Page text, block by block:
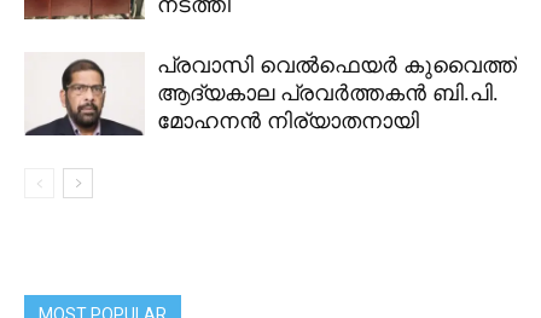
നടത്തി
പ്രവാസി വെൽഫെയർ കുവൈത്ത്
ആദ്യകാല പ്രവർത്തകൻ ബി.പി.
മോഹനൻ നിര്യാതനായി